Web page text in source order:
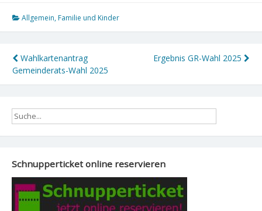
Allgemein, Familie und Kinder
Beitragsnavigation
Wahlkartenantrag
Gemeinderats-Wahl 2025
Ergebnis GR-Wahl 2025
Schnupperticket online reservieren